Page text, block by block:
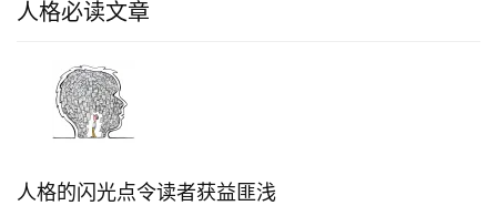
人格必读文章
人格的闪光点令读者获益匪浅